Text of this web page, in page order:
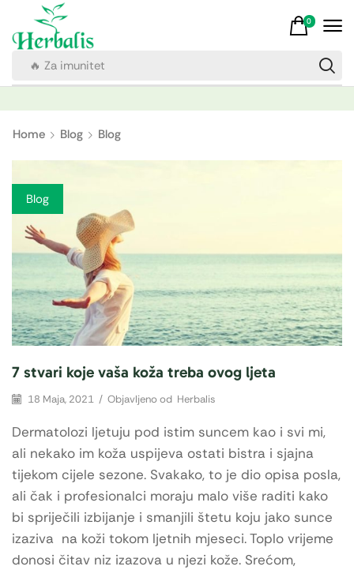
🔥 Za imunitet
0
Home Blog Blog
Blog
7 stvari koje vaša koža treba ovog ljeta
18 Maja, 2021 / Objavljeno od Herbalis
Dermatolozi ljetuju pod istim suncem kao i svi mi,
ali nekako im koža uspijeva ostati bistra i sjajna
tijekom cijele sezone. Svakako, to je dio opisa posla,
ali čak i profesionalci moraju malo više raditi kako
bi spriječili izbijanje i smanjili štetu koju jako sunce
izaziva na koži tokom ljetnih mjeseci. Toplo vrijeme
donosi čitav niz izazova u njezi kože. Srećom,